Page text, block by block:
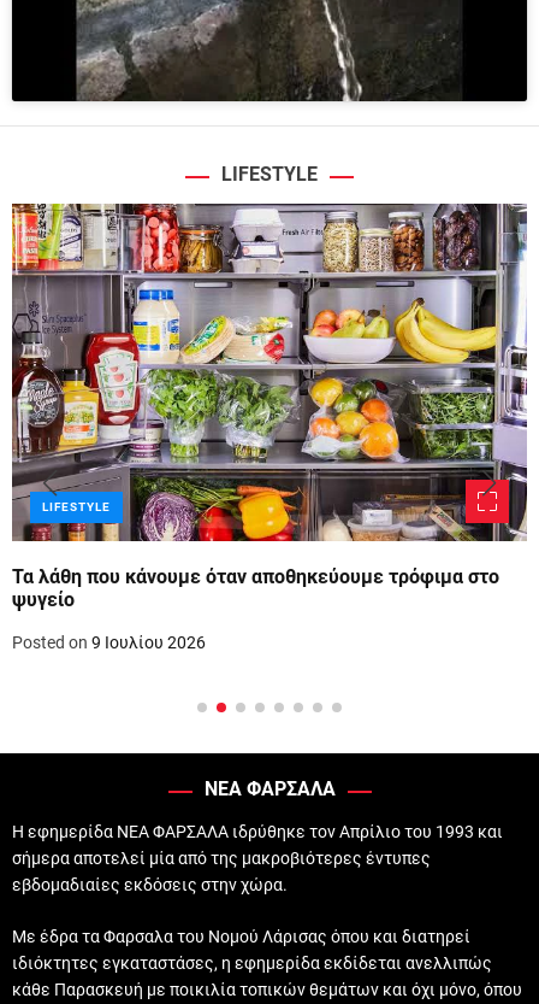
LIFESTYLE
LIFESTYLE
Τα λάθη που κάνουμε όταν αποθηκεύουμε τρόφιμα στο
ψυγείο
Posted on 9 Ιουλίου 2026
ΝΕΑ ΦΑΡΣΑΛΑ
Η εφημερίδα ΝΕΑ ΦΑΡΣΑΛΑ ιδρύθηκε τον Απρίλιο του 1993 και
σήμερα αποτελεί μία από της μακροβιότερες έντυπες
εβδομαδιαίες εκδόσεις στην χώρα.
Με έδρα τα Φαρσαλα του Νομού Λάρισας όπου και διατηρεί
ιδιόκτητες εγκαταστάσες, η εφημερίδα εκδίδεται ανελλιπώς
κάθε Παρασκευή με ποικιλία τοπικών θεμάτων και όχι μόνο, όπου